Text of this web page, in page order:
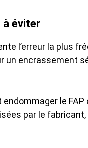
éviter
l’erreur la plus
un encrassement
le
par le